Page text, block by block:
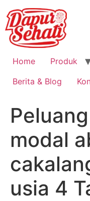
Home Produk
Berita & Blog
modal
usia 4